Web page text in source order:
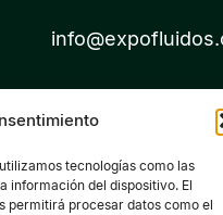
tecnologías como las
información del dispositivo. El
permitirá procesar datos como el